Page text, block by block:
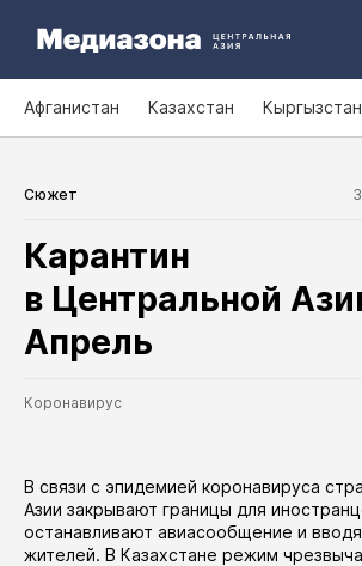
Афганистан Казахстан Кыргызстан
Сюжет
Карантин
в Центральной
Апрель
Коронавирус
В связи с эпидемией коронавируса
Азии закрывают границы для
останавливают авиасообщение и
жителей. В Казахстане режим